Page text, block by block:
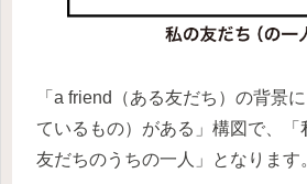
「a friend（ある友だち）の背景
ているもの）がある」構図で、「
友だちのうちの一人」となります